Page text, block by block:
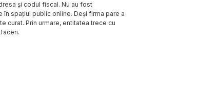
și codul fiscal. Nu au fost
spațiul public online. Deși firma pare a
curat. Prin urmare, entitatea trece cu